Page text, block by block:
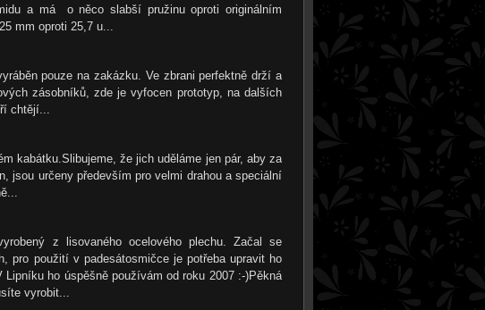
a má o něco slabší pružinu oproti originálním
mm oproti 25,7 u...
pouze na zakázku. Ve zbrani perfektně drží a
zásobníků, zde je vyfocen prototyp, na dalších
chtějí...
kabátku.Slibujeme, že jich uděláme jen pár, aby za
jsou určeny především pro velmi drahou a speciální
z lisovaného ocelového plechu. Začal se
pro použití v padesátosmičce je potřeba upravit ho
ho úspěšně používám od roku 2007 :-)Pěkná
vyrobit...